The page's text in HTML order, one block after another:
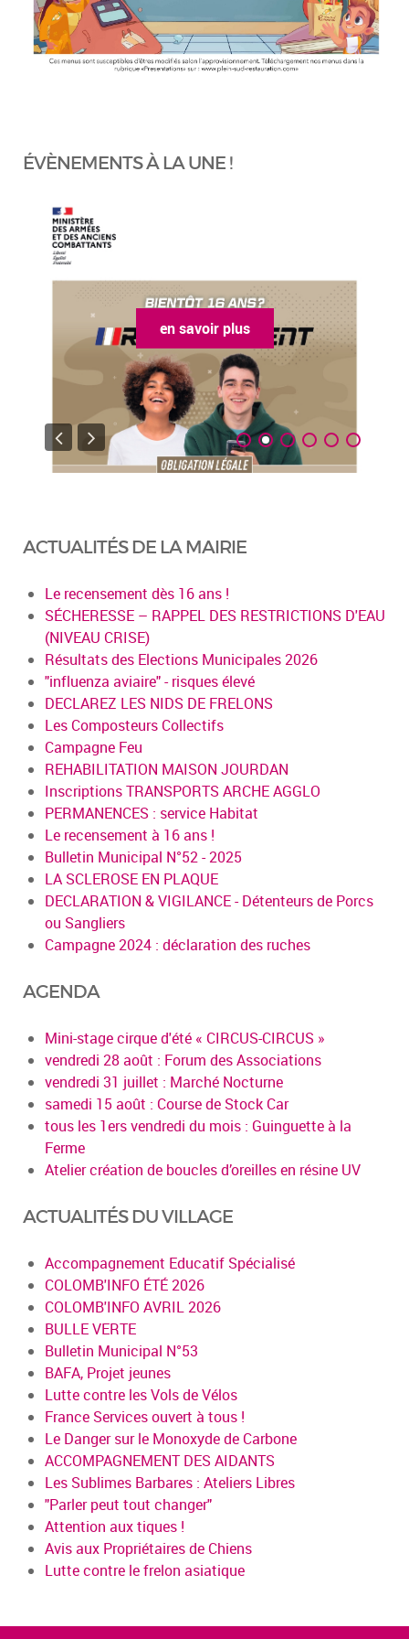
ÉVÈNEMENTS À LA UNE !
en savoir plus
ACTUALITÉS DE LA MAIRIE
Le recensement dès 16 ans !
SÉCHERESSE – RAPPEL DES RESTRICTIONS D'EAU
(NIVEAU CRISE)
Résultats des Elections Municipales 2026
"influenza aviaire" - risques élevé
DECLAREZ LES NIDS DE FRELONS
Les Composteurs Collectifs
Campagne Feu
REHABILITATION MAISON JOURDAN
Inscriptions TRANSPORTS ARCHE AGGLO
PERMANENCES : service Habitat
Le recensement à 16 ans !
Bulletin Municipal N°52 - 2025
LA SCLEROSE EN PLAQUE
DECLARATION & VIGILANCE - Détenteurs de Porcs
ou Sangliers
Campagne 2024 : déclaration des ruches
AGENDA
Mini-stage cirque d'été « CIRCUS-CIRCUS »
vendredi 28 août : Forum des Associations
vendredi 31 juillet : Marché Nocturne
samedi 15 août : Course de Stock Car
tous les 1ers vendredi du mois : Guinguette à la
Ferme
Atelier création de boucles d’oreilles en résine UV
ACTUALITÉS DU VILLAGE
Accompagnement Educatif Spécialisé
COLOMB'INFO ÉTÉ 2026
COLOMB'INFO AVRIL 2026
BULLE VERTE
Bulletin Municipal N°53
BAFA, Projet jeunes
Lutte contre les Vols de Vélos
France Services ouvert à tous !
Le Danger sur le Monoxyde de Carbone
ACCOMPAGNEMENT DES AIDANTS
Les Sublimes Barbares : Ateliers Libres
"Parler peut tout changer"
Attention aux tiques !
Avis aux Propriétaires de Chiens
Lutte contre le frelon asiatique